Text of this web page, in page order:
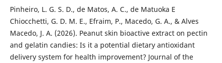
Pinheiro, L. G. S. D., de Matos, A. C., de Matuoka E
Chiocchetti, G. D. M. E., Efraim, P., Macedo, G. A., & Alves
Macedo, J. A. (2026). Peanut skin bioactive extract on pectin
and gelatin candies: Is it a potential dietary antioxidant
delivery system for health improvement? Journal of the